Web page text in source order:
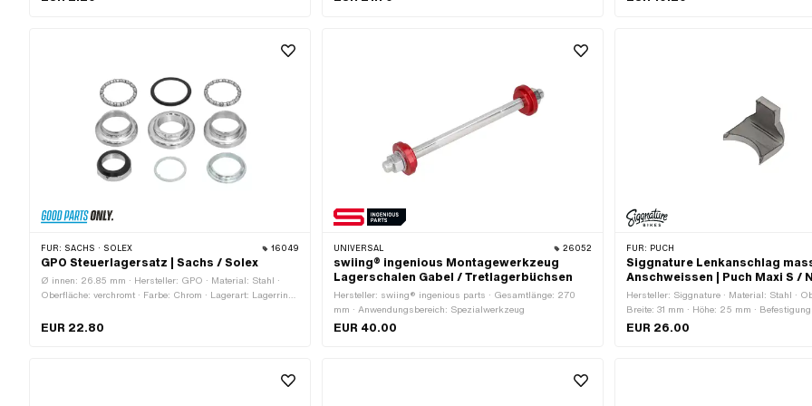
FÜR: SACHS · SOLEX 16049
GPO Steuerlagersatz | Sachs / Solex
Ø innen: 26.85 mm · Hersteller: GPO · Material: Stahl ·
Oberfläche: verchromt · Farbe: Chrom · Lagerart: Lagerring
(1" 24G)
EUR 22.80
UNIVERSAL 26052
swiing® ingenious Montagewerkzeug
Lagerschalen Gabel / Tretlagerbüchsen
Hersteller: swiing® ingenious parts · Gesamtlänge: 270
mm · Anwendungsbereich: Spezialwerkzeug
EUR 40.00
FÜR: PUCH
Siggnature Lenkanschlag
Anschweissen | Puch Maxi S / N
Hersteller: Siggnature · Material: Stahl ·
Breite: 31 mm · Höhe: 25 mm ·
schweissen · Dicke: 5 mm
EUR 26.00